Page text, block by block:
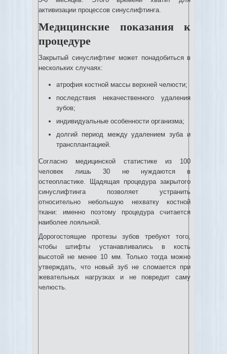
активизации процессов синуслифтинга.
Медицинские показания к
процедуре
Закрытый синуслифтинг может понадобиться в
нескольких случаях:
атрофия костной массы верхней челюсти;
последствия некачественного удаления
зубов;
индивидуальные особенности организма;
долгий период между удалением зуба и
трансплантацией.
Согласно медицинской статистике из 100
человек лишь 30 не нуждаются в
остеопластике. Щадящая процедура закрытого
синуслифтинга позволяет устранить
относительно небольшую нехватку костной
ткани: именно поэтому процедура считается
наиболее лояльной.
Дорогостоящие протезы зубов требуют того,
чтобы штифты устанавливались в кость
высотой не менее 10 мм. Только тогда можно
утверждать, что новый зуб не сломается при
жевательных нагрузках и не повредит саму
челюсть.